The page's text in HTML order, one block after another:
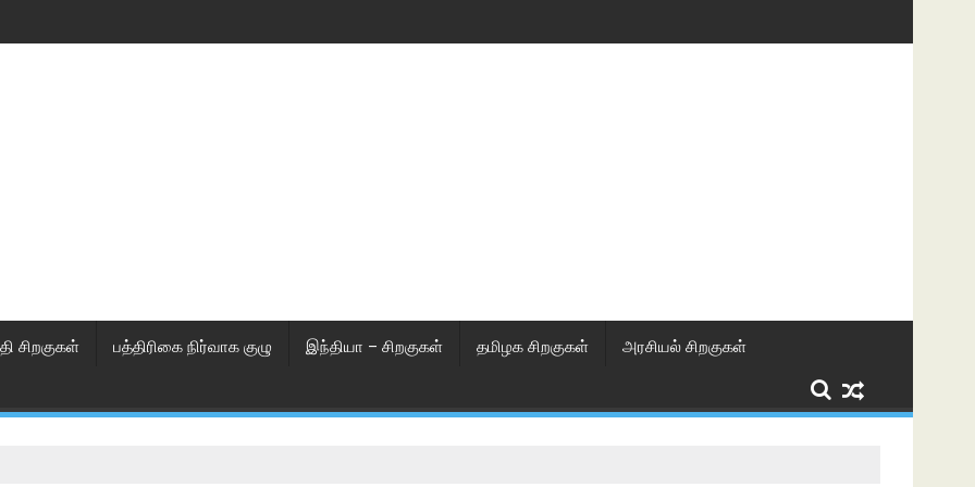
சிறகுகள் பத்திரிகை நிர்வாக குழு இந்தியா – சிறகுகள் தமிழக சிறகுகள் அரசியல் சிறகுகள்